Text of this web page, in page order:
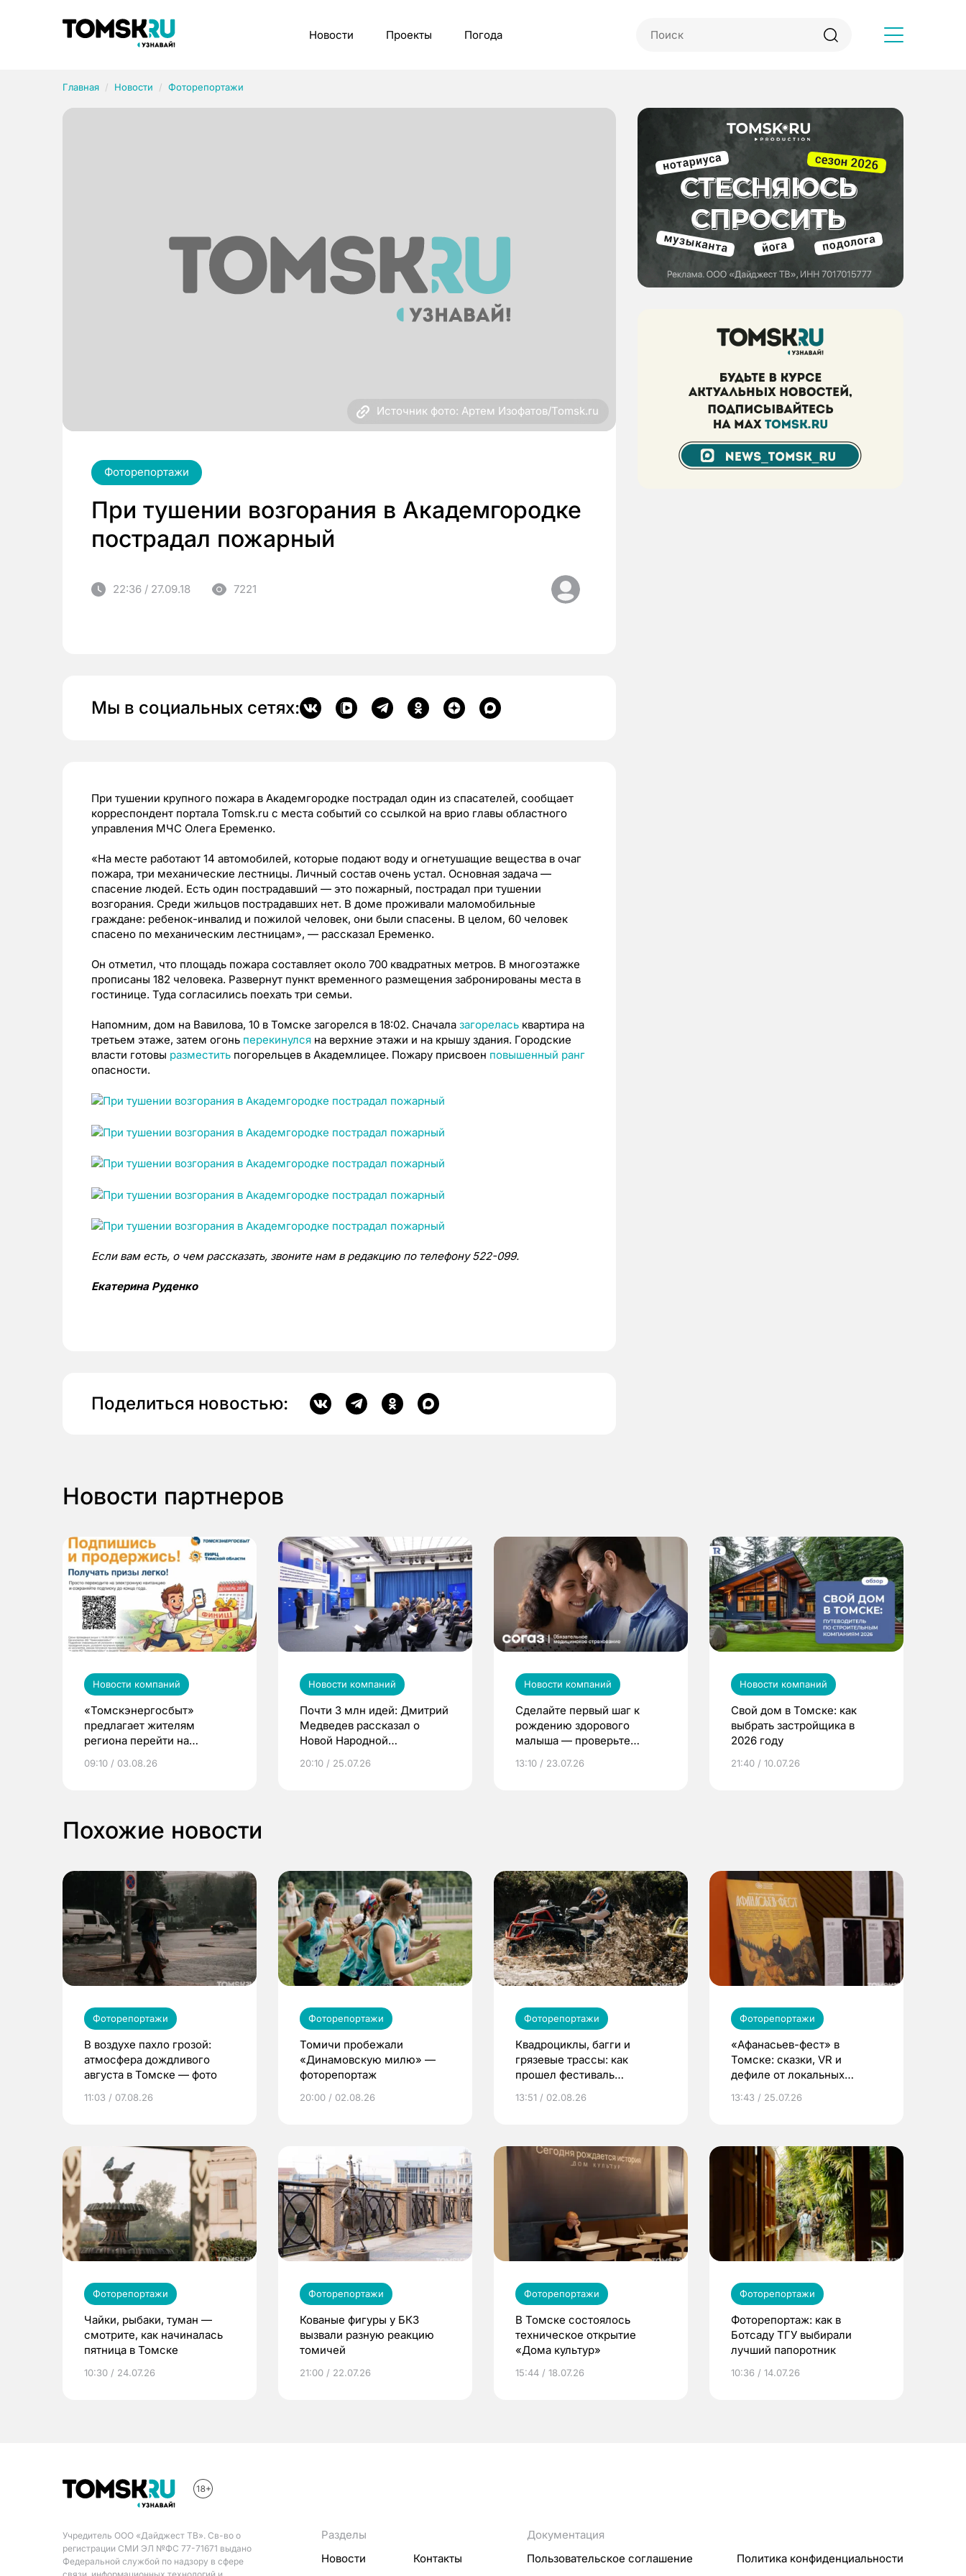
Новости Проекты Погода
Главная Новости Фоторепортажи
Источник фото: Артем Изофатов/Tomsk.ru
Фоторепортажи
При тушении возгорания в Академгородке
пострадал пожарный
22:36 / 27.09.18 7221
Мы в социальных сетях:
При тушении крупного пожара в Академгородке пострадал один из спасателей, сообщает
корреспондент портала Tomsk.ru с места событий со ссылкой на врио главы областного
управления МЧС Олега Еременко.
«На месте работают 14 автомобилей, которые подают воду и огнетушащие вещества в очаг
пожара, три механические лестницы. Личный состав очень устал. Основная задача —
спасение людей. Есть один пострадавший — это пожарный, пострадал при тушении
возгорания. Среди жильцов пострадавших нет. В доме проживали маломобильные
граждане: ребенок-инвалид и пожилой человек, они были спасены. В целом, 60 человек
спасено по механическим лестницам», — рассказал Еременко.
Он отметил, что площадь пожара составляет около 700 квадратных метров. В многоэтажке
прописаны 182 человека. Развернут пункт временного размещения забронированы места в
гостинице. Туда согласились поехать три семьи.
Напомним, дом на Вавилова, 10 в Томске загорелся в 18:02. Сначала загорелась квартира на
третьем этаже, затем огонь перекинулся на верхние этажи и на крышу здания. Городские
власти готовы разместить погорельцев в Академлицее. Пожару присвоен повышенный ранг
опасности.
Если вам есть, о чем рассказать, звоните нам в редакцию по телефону 522-099.
Екатерина Руденко
Поделиться новостью:
Новости партнеров
Новости компаний
«Томскэнергосбыт»
предлагает жителям
региона перейти на
выиграть призы
09:10 / 03.08.26
Новости компаний
Почти 3 млн идей: Дмитрий
Медведев рассказал о
Новой Народной
20:10 / 25.07.26
Новости компаний
Сделайте первый шаг к
рождению здорового
малыша — проверьте
по ОМС!
13:10 / 23.07.26
Новости компаний
Свой дом в Томске: как
выбрать застройщика в
2026 году
21:40 / 10.07.26
Похожие новости
Фоторепортажи
В воздухе пахло грозой:
атмосфера дождливого
августа в Томске — фото
11:03 / 07.08.26
Фоторепортажи
Томичи пробежали
«Динамовскую милю» —
фоторепортаж
20:00 / 02.08.26
Фоторепортажи
Квадроциклы, багги и
грязевые трассы: как
прошел фестиваль
Томском
13:51 / 02.08.26
Фоторепортажи
«Афанасьев-фест» в
Томске: сказки, VR и
дефиле от локальных
13:43 / 25.07.26
Фоторепортажи
Чайки, рыбаки, туман —
смотрите, как начиналась
пятница в Томске
10:30 / 24.07.26
Фоторепортажи
Кованые фигуры у БКЗ
вызвали разную реакцию
томичей
21:00 / 22.07.26
Фоторепортажи
В Томске состоялось
техническое открытие
«Дома культур»
15:44 / 18.07.26
Фоторепортажи
Фоторепортаж: как в
Ботсаду ТГУ выбирали
лучший папоротник
10:36 / 14.07.26
Учредитель ООО «Дайджест ТВ». Св-во о
регистрации СМИ ЭЛ №ФС 77-71671 выдано
Федеральной службой по надзору в сфере
Разделы
Новости
Контакты
Документация
Пользовательское соглашение
Политика конфиденциальности
Рубрики